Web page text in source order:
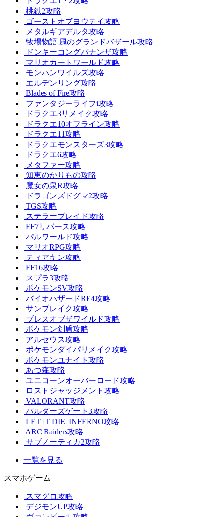
桃鉄2攻略
ゴーストオブヨウテイ攻略
メタルギアデルタ攻略
牧場物語 風のグランドバザール攻略
ドンキーコングバナンザ攻略
マリオカートワールド攻略
モンハンワイルズ攻略
エルデンリング攻略
Blades of Fire攻略
ファンタジーライフi攻略
ドラクエ3リメイク攻略
ドラクエ10オフライン攻略
ドラクエ11攻略
ドラクエモンスターズ3攻略
ドラクエ6攻略
メタファー攻略
知恵のかりもの攻略
魔女の泉R攻略
ドラゴンズドグマ2攻略
TGS攻略
ステラーブレイド攻略
FF7リバース攻略
パルワールド攻略
マリオRPG攻略
ティアキン攻略
FF16攻略
スプラ3攻略
ポケモンSV攻略
バイオハザードRE4攻略
サンブレイク攻略
ブレスオブザワイルド攻略
ポケモン剣盾攻略
アルセウス攻略
ポケモンダイパリメイク攻略
ポケモンユナイト攻略
あつ森攻略
ユニコーンオーバーロード攻略
ロストジャッジメント攻略
VALORANT攻略
バルダーズゲート3攻略
LET IT DIE: INFERNO攻略
ARC Raiders攻略
サブノーティカ2攻略
一覧を見る
スマホゲーム
スマグロ攻略
デジモンUP攻略